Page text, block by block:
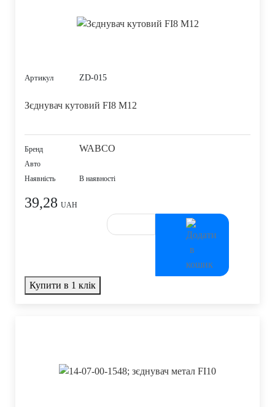
Артикул ZD-015
Зєднувач кутовий FI8 M12
Бренд WABCO
Авто
Наявність
В наявності
UAH
39,28
Купити в 1 клік